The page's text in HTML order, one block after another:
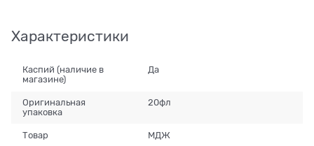
Характеристики
Каспий (наличие в
магазине)
Да
Оригинальная
упаковка
20фл
Товар МДЖ